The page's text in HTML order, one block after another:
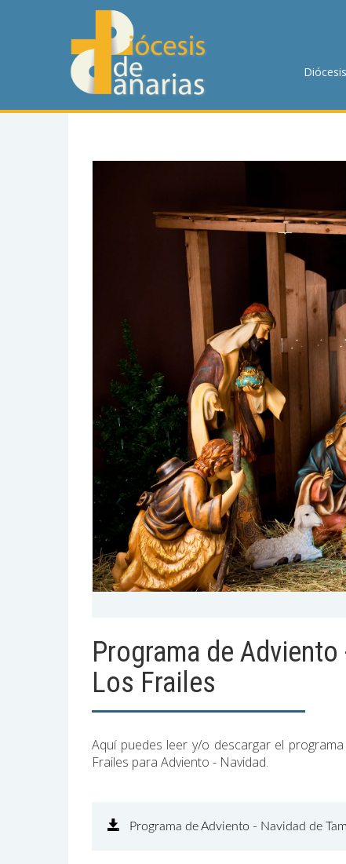
Diócesis
Programa de
Los Frailes
Aquí puedes leer y/o descargar el
Frailes para Adviento - Navidad.
Programa de Adviento - Navidad de
CUMPLIMIENTO